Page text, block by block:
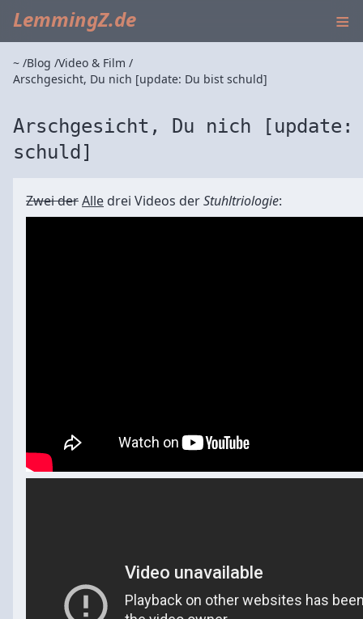
LemmingZ.de ≡
~ Blog Video & Film
Arschgesicht, Du nich [update: Du bist schuld]
Arschgesicht, Du nich
schuld]
Zwei derAlle drei Videos derStuhltriologie: